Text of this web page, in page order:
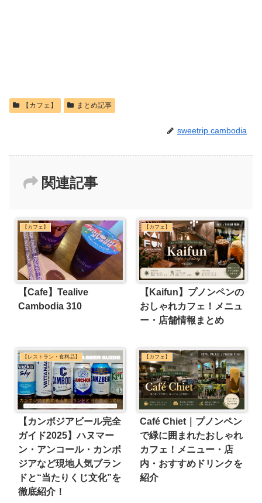
【カフェ】 まとめ記事
sweetrip.cambodia
関連記事
【カフェ】
【Cafe】Tealive
Cambodia 310
【カフェ】
【Kaifun】プノンペンの
おしゃれカフェ！メニュ
ー・店舗情報まとめ
【レストラン・食料品】
【カンボジアビール完全
ガイド2025】ハヌマー
ン・アンコール・カンボ
ジアなど現地人気ブラン
ドと“当たりくじ文化”を
徹底紹介！
【カフェ】
Café Chiet｜プノンペン
で緑に囲まれたおしゃれ
カフェ！メニュー・店
内・おすすめドリンクを
紹介